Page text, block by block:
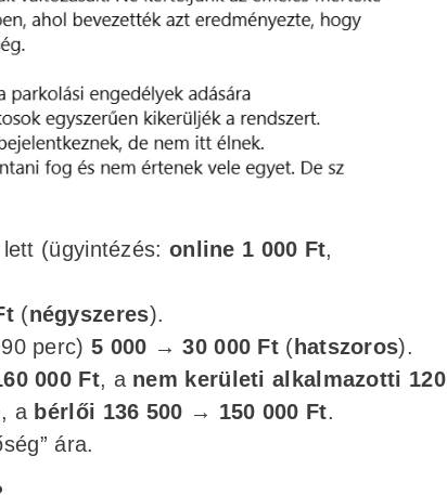
lett (ügyintézés: online 1 000 Ft,
(négyszeres).
perc) 5 000 → 30 000 Ft ( hatszoros).
000 Ft, a nem kerületi alkalmazotti 120
a bérlői 136 500 → 150 000 Ft.
ára.